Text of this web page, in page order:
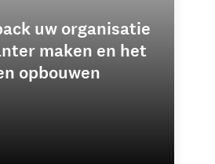
uw organisatie
maken en het
opbouwen